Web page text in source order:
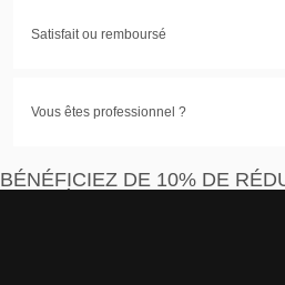
Satisfait ou remboursé
Vous êtes professionnel ?
BÉNÉFICIEZ DE 10% DE